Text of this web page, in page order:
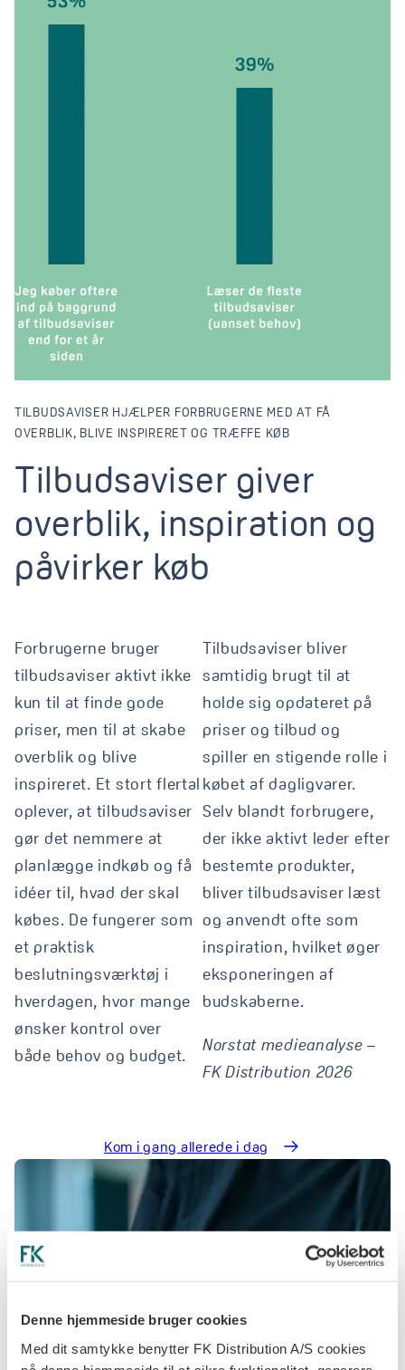
Denne hjemmeside bruger cookies
Med dit samtykke benytter FK Distribution A/S cookies
TILBUDSAVISER HJÆLPER FORBRUGERNE MED AT FÅ
OVERBLIK, BLIVE INSPIRERET OG TRÆFFE KØB
Tilbudsaviser giver
Tilbudsaviser giver
overblik, inspiration og
påvirker køb
Forbrugerne bruger
tilbudsaviser aktivt ikke
kun til at finde gode
priser, men til at skabe
overblik og blive
inspireret. Et stort flertal
oplever, at tilbudsaviser
gør det nemmere at
planlægge indkøb og få
idéer til, hvad der skal
købes. De fungerer som
et praktisk
beslutningsværktøj i
hverdagen, hvor mange
ønsker kontrol over
både behov og budget.
Tilbudsaviser bliver
samtidig brugt til at
holde sig opdateret på
priser og tilbud og
spiller en stigende rolle i
købet af dagligvarer.
Selv blandt forbrugere,
der ikke aktivt leder efter
bestemte produkter,
bliver tilbudsaviser læst
og anvendt ofte som
inspiration, hvilket øger
eksponeringen af
budskaberne.
Norstat medieanalyse –
FK Distribution 2026
Kom i gang allerede i dag